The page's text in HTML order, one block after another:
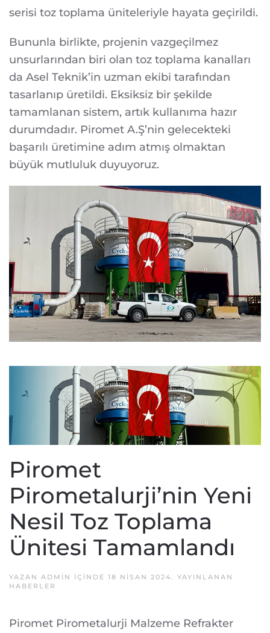
serisi toz toplama üniteleriyle hayata geçirildi.
Bununla birlikte, projenin vazgeçilmez
unsurlarından biri olan toz toplama kanalları
da Asel Teknik’in uzman ekibi tarafından
tasarlanıp üretildi. Eksiksiz bir şekilde
tamamlanan sistem, artık kullanıma hazır
durumdadır. Piromet A.Ş’nin gelecekteki
başarılı üretimine adım atmış olmaktan
büyük mutluluk duyuyoruz.
Piromet
Pirometalurji’nin Yeni
Nesil Toz Toplama
Ünitesi Tamamlandı
YAZAN ADMIN IÇINDE 18 NISAN 2024
. YAYINLANAN
HABERLER
Piromet Pirometalurji Malzeme Refrakter